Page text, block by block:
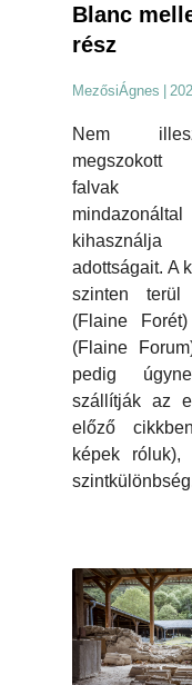
Blanc
rész
MezősiÁgnes |
Nem
falvak
adottságait. A
szinten
(Flaine
(Flaine
pedig
szállítják az
előző
képek